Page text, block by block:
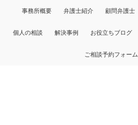
事務所概要 弁護士紹介 顧問弁護士
個人の相談 解決事例 お役立ちブログ
ご相談予約フォーム